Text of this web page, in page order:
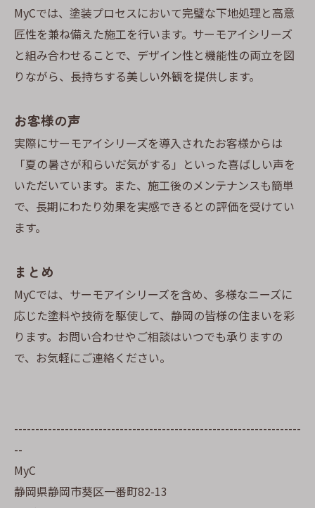
MyCでは、塗装プロセスにおいて完璧な下地処理と高意
匠性を兼ね備えた施工を行います。サーモアイシリーズ
と組み合わせることで、デザイン性と機能性の両立を図
りながら、長持ちする美しい外観を提供します。
お客様の声
実際にサーモアイシリーズを導入されたお客様からは
「夏の暑さが和らいだ気がする」といった喜ばしい声を
いただいています。また、施工後のメンテナンスも簡単
で、長期にわたり効果を実感できるとの評価を受けてい
ます。
まとめ
MyCでは、サーモアイシリーズを含め、多様なニーズに
応じた塗料や技術を駆使して、静岡の皆様の住まいを彩
ります。お問い合わせやご相談はいつでも承りますの
で、お気軽にご連絡ください。
--------------------------------------------------------------------
--
MyC
静岡県静岡市葵区一番町82-13